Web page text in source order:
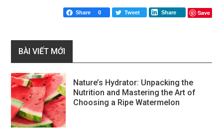
Share 0 Tweet Share Save
BÀI VIẾT MỚI
Nature’s Hydrator: Unpacking the
Nutrition and Mastering the Art of
Choosing a Ripe Watermelon